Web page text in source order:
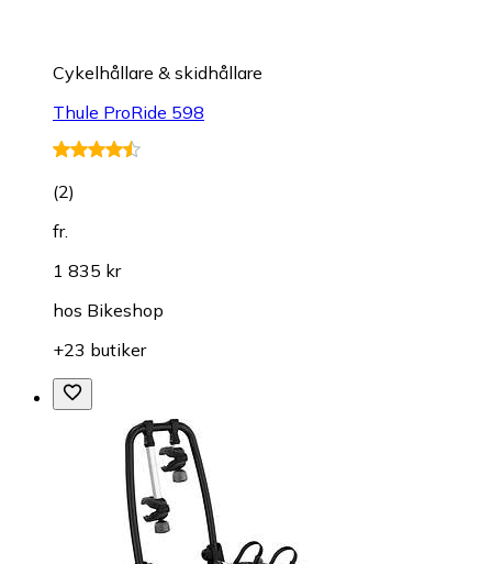
Cykelhållare & skidhållare
Thule ProRide 598
(2)
fr.
1 835 kr
hos Bikeshop
+23 butiker